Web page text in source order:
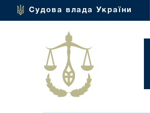
Судова влада України